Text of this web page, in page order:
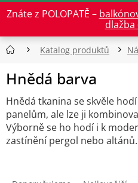
Znáte z POLOPATĚ –
Katalog produktů
Hnědá barva
Hnědá tkanina se skvěle
panelům, ale lze ji
Výborně se ho hodí i k
zastínění pergol nebo altánů.